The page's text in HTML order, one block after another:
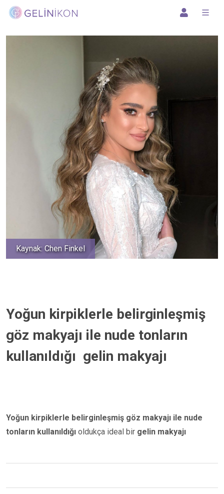
Kaynak: Chen Finkel
Yoğun kirpiklerle belirginleşmiş
göz makyajı ile nude tonların
kullanıldığı gelin makyajı
Yoğun kirpiklerle belirginleşmiş göz makyajı ile nude
tonların kullanıldığı oldukça ideal bir gelin makyajı